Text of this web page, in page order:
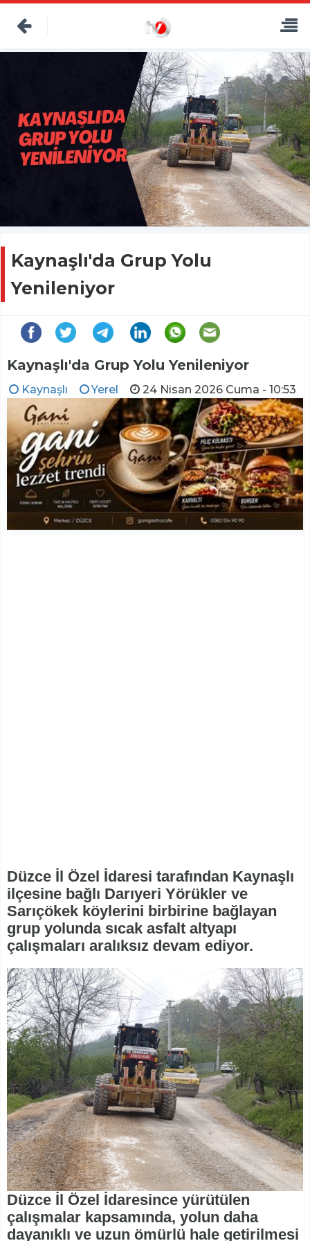
Kaynaşlı'da Grup Yolu
Yenileniyor
Kaynaşlı'da Grup Yolu Yenileniyor
Kaynaşlı Yerel 24 Nisan 2026 Cuma - 10:53
Düzce İl Özel İdaresi tarafından Kaynaşlı
ilçesine bağlı Darıyeri Yörükler ve
Sarıçökek köylerini birbirine bağlayan
grup yolunda sıcak asfalt altyapı
çalışmaları aralıksız devam ediyor.
Düzce İl Özel İdaresince yürütülen
çalışmalar kapsamında, yolun daha
dayanıklı ve uzun ömürlü hale getirilmesi